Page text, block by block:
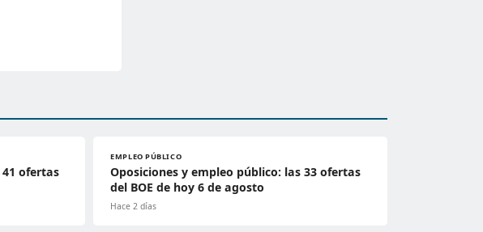
ofertas
EMPLEO PÚBLICO
Oposiciones y empleo público: las 33 ofertas
del BOE de hoy 6 de agosto
Hace 2 días